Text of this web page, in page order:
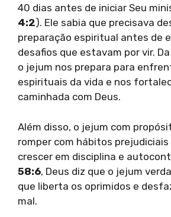
40 dias antes de iniciar Seu
4:2). Ele sabia que precisava
preparação espiritual antes de
desafios que estavam por vir.
o jejum nos prepara para
espirituais da vida e nos
caminhada com Deus.
Além disso, o jejum com
romper com hábitos
crescer em disciplina e
58:6, Deus diz que o jejum
que liberta os oprimidos e
mal.